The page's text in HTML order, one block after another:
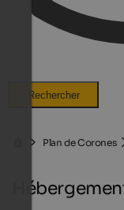
Rechercher
Plan de Corones